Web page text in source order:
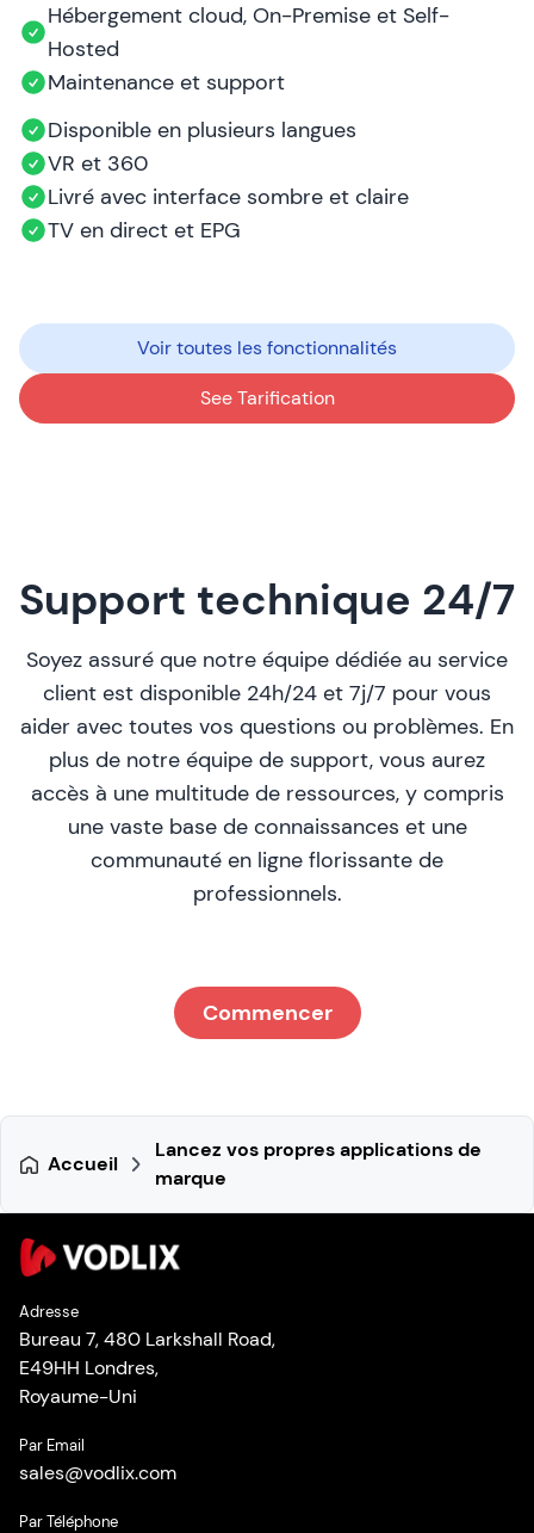
Hébergement cloud, On-Premise et Self-
Hosted
Maintenance et support
Disponible en plusieurs langues
VR et 360
Livré avec interface sombre et claire
TV en direct et EPG
Voir toutes les fonctionnalités
See Tarification
Support technique 24/7
Soyez assuré que notre équipe dédiée au service
client est disponible 24h/24 et 7j/7 pour vous
aider avec toutes vos questions ou problèmes. En
plus de notre équipe de support, vous aurez
accès à une multitude de ressources, y compris
une vaste base de connaissances et une
communauté en ligne florissante de
professionnels.
Commencer
Accueil
Lancez vos propres applications de
marque
Adresse
Bureau 7, 480 Larkshall Road,
E49HH Londres,
Royaume-Uni
Par Email
sales@vodlix.com
Par Téléphone